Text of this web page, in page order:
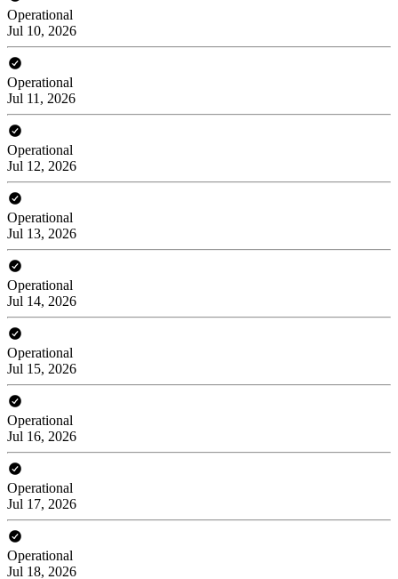
Operational
Jul 10, 2026
Operational
Jul 11, 2026
Operational
Jul 12, 2026
Operational
Jul 13, 2026
Operational
Jul 14, 2026
Operational
Jul 15, 2026
Operational
Jul 16, 2026
Operational
Jul 17, 2026
Operational
Jul 18, 2026